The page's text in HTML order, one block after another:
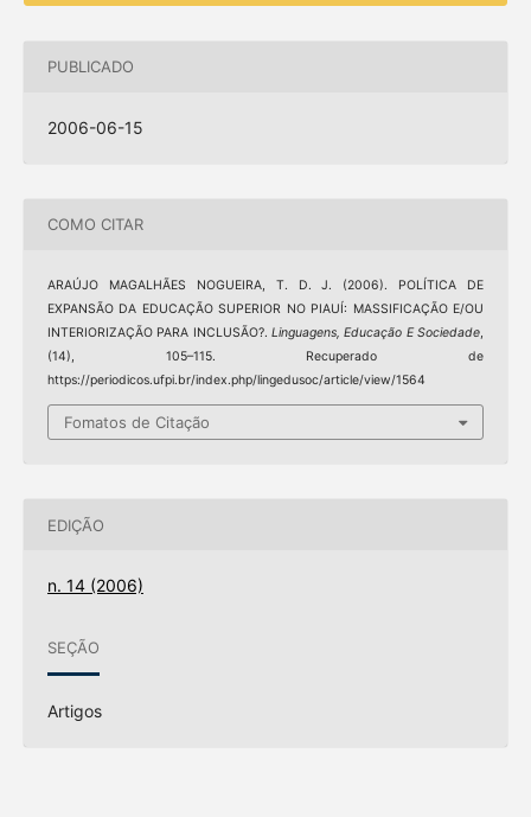
PUBLICADO
2006-06-15
COMO CITAR
ARAÚJO MAGALHÃES NOGUEIRA, T. D. J. (2006). POLÍTICA DE
EXPANSÃO DA EDUCAÇÃO SUPERIOR NO PIAUÍ: MASSIFICAÇÃO E/OU
INTERIORIZAÇÃO PARA INCLUSÃO?. Linguagens, Educação E Sociedade,
(14), 105–115. Recuperado de
https://periodicos.ufpi.br/index.php/lingedusoc/article/view/1564
Fomatos de Citação
EDIÇÃO
n. 14 (2006)
SEÇÃO
Artigos